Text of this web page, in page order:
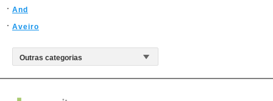
And
Aveiro